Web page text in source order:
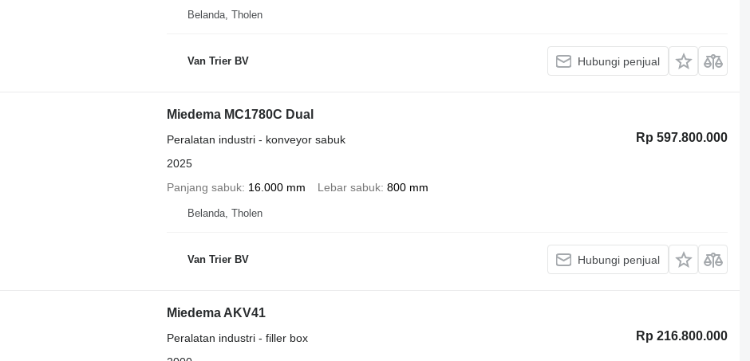
Belanda, Tholen
Van Trier BV Hubungi penjual
Miedema MC1780C Dual
Rp 597.800.000
Peralatan industri - konveyor sabuk
2025
Panjang sabuk 16.000 mm Lebar sabuk 800 mm
Belanda, Tholen
Van Trier BV Hubungi penjual
Miedema AKV41
Rp 216.800.000
Peralatan industri - filler box